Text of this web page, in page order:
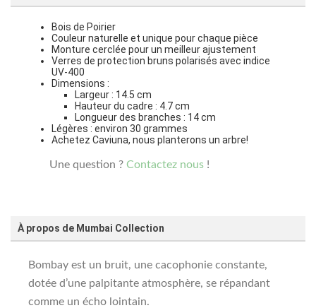
Bois de Poirier
Couleur naturelle et unique pour chaque pièce
Monture cerclée pour un meilleur ajustement
Verres de protection bruns polarisés avec indice
UV-400
Dimensions :
Largeur : 14.5 cm
Hauteur du cadre : 4.7 cm
Longueur des branches : 14 cm
Légères : environ 30 grammes
Achetez Caviuna, nous planterons un arbre!
Une question ? Contactez nous !
À propos de Mumbai Collection
Bombay est un bruit, une cacophonie constante,
dotée d’une palpitante atmosphère, se répandant
comme un écho lointain.